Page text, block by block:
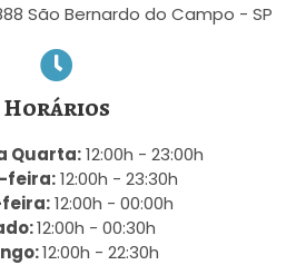
São Bernardo do Campo - SP
Horários
Quarta:12:00h - 23:00h
feira:12:00h - 23:30h
12:00h - 00:00h
12:00h - 00:30h
12:00h - 22:30h